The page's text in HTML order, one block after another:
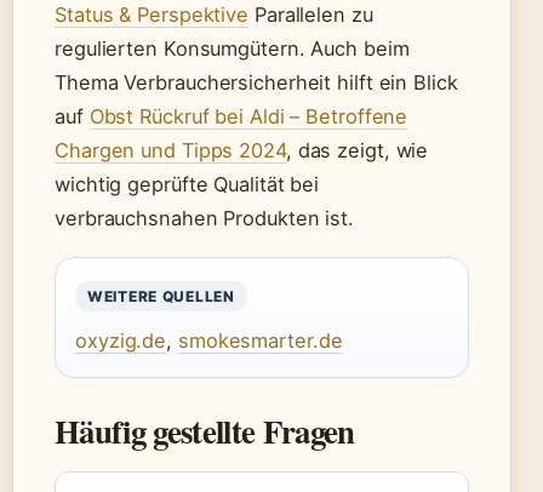
Status & Perspektive Parallelen zu
regulierten Konsumgütern. Auch beim
Thema Verbrauchersicherheit hilft ein Blick
auf Obst Rückruf bei Aldi – Betroffene
Chargen und Tipps 2024, das zeigt, wie
wichtig geprüfte Qualität bei
verbrauchsnahen Produkten ist.
WEITERE QUELLEN
oxyzig.de, smokesmarter.de
Häufig gestellte Fragen